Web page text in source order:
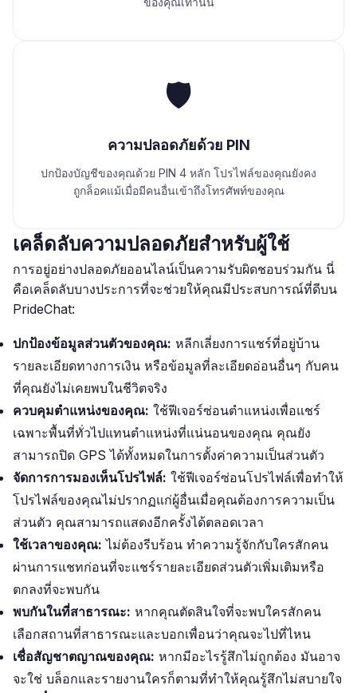
🛡️
ความปลอดภัยด้วย PIN
ปกป้องบัญชีของคุณด้วย PIN 4 หลัก โปรไฟล์ของคุณยังคง
ถูกล็อคแม้เมื่อมีคนอื่นเข้าถึงโทรศัพท์ของคุณ
เคล็ดลับความปลอดภัยสำหรับผู้ใช้
การอยู่อย่างปลอดภัยออนไลน์เป็นความรับผิดชอบร่วมกัน นี่
คือเคล็ดลับบางประการที่จะช่วยให้คุณมีประสบการณ์ที่ดีบน
PrideChat:
ปกป้องข้อมูลส่วนตัวของคุณ: หลีกเลี่ยงการแชร์ที่อยู่บ้าน
รายละเอียดทางการเงิน หรือข้อมูลที่ละเอียดอ่อนอื่นๆ กับคน
ที่คุณยังไม่เคยพบในชีวิตจริง
ควบคุมตำแหน่งของคุณ: ใช้ฟีเจอร์ซ่อนตำแหน่งเพื่อแชร์
เฉพาะพื้นที่ทั่วไปแทนตำแหน่งที่แน่นอนของคุณ คุณยัง
สามารถปิด GPS ได้ทั้งหมดในการตั้งค่าความเป็นส่วนตัว
จัดการการมองเห็นโปรไฟล์: ใช้ฟีเจอร์ซ่อนโปรไฟล์เพื่อทำให้
โปรไฟล์ของคุณไม่ปรากฏแก่ผู้อื่นเมื่อคุณต้องการความเป็น
ส่วนตัว คุณสามารถแสดงอีกครั้งได้ตลอดเวลา
ใช้เวลาของคุณ: ไม่ต้องรีบร้อน ทำความรู้จักกับใครสักคน
ผ่านการแชทก่อนที่จะแชร์รายละเอียดส่วนตัวเพิ่มเติมหรือ
ตกลงที่จะพบกัน
พบกันในที่สาธารณะ: หากคุณตัดสินใจที่จะพบใครสักคน
เลือกสถานที่สาธารณะและบอกเพื่อนว่าคุณจะไปที่ไหน
เชื่อสัญชาตญาณของคุณ: หากมีอะไรรู้สึกไม่ถูกต้อง มันอาจ
จะใช่ บล็อกและรายงานใครก็ตามที่ทำให้คุณรู้สึกไม่สบายใจ